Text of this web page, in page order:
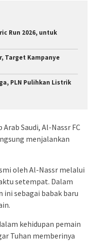
Run 2026, untuk
Target Kampanye
PLN Pulihkan Listrik
Saudi, Al-Nassr FC
menjalankan
oleh Al-Nassr melalui
setempat. Dalam
sebagai babak baru
kehidupan pemain
Tuhan memberinya